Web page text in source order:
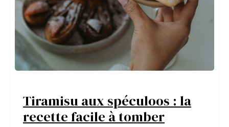
Tiramisu aux spéculoos : la
recette facile à tomber